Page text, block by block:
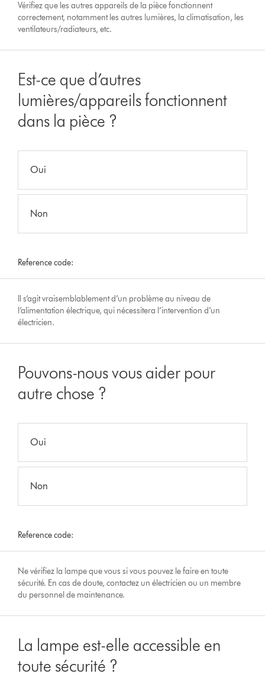
Vérifiez que les autres appareils de la pièce fonctionnent
correctement, notamment les autres lumières, la climatisation, les
ventilateurs/radiateurs, etc.
Est-ce que d’autres
lumières/appareils fonctionnent
dans la pièce ?
Oui
Non
Reference code:
Il s’agit vraisemblablement d’un problème au niveau de
l’alimentation électrique, qui nécessitera l’intervention d’un
électricien.
Pouvons-nous vous aider pour
autre chose ?
Oui
Non
Reference code:
Ne vérifiez la lampe que vous si vous pouvez le faire en toute
sécurité. En cas de doute, contactez un électricien ou un membre
du personnel de maintenance.
La lampe est-elle accessible en
toute sécurité ?